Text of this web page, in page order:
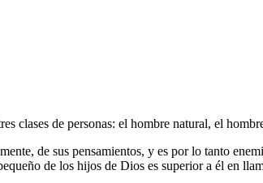
clases de personas: el hombre natural, el
de sus pensamientos, y es por lo tanto
de los hijos de Dios es superior a él en